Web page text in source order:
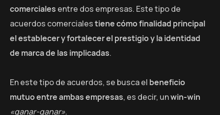
comerciales entre dos empresas. Este tipo de
acuerdos comercialestiene cómo finalidad principal
el establecer y fortalecer el prestigio y la identidad
de marca de las implicadas.
En este tipo de acuerdos, se busca el beneficio
mutuo entre ambas empresas, es decir, unwin-win
«ganar-ganar».